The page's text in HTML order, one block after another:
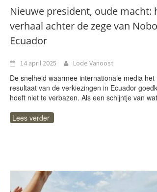
Nieuwe president, oude macht:
verhaal achter de zege van
Ecuador
14 april 2025 Lode Vanoost
De snelheid waarmee internationale media het
resultaat van de verkiezingen in Ecuador
hoeft niet te verbazen. Als een schijntje van
Lees verder